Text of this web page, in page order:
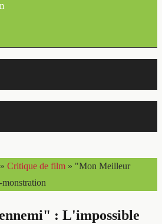
» Critique de film » "Mon Meilleur
: L'impossible